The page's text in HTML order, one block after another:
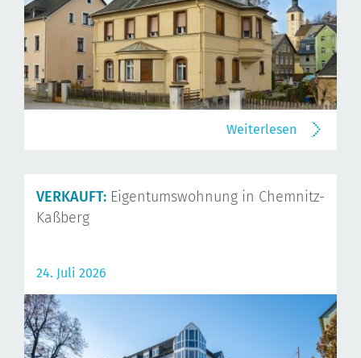
Weiterlesen
VERKAUFT: Eigentumswohnung in Chemnitz-
Kaßberg
24. Juli 2026